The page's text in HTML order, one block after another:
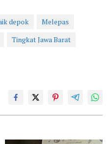
depok
Melepas
Tingkat Jawa Barat